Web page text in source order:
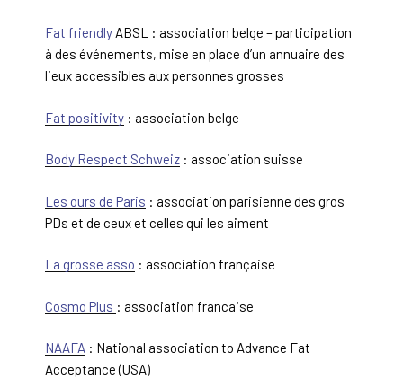
Fat friendly ABSL : association belge – participation
à des événements, mise en place d’un annuaire des
lieux accessibles aux personnes grosses
Fat positivity : association belge
Body Respect Schweiz : association suisse
Les ours de Paris : association parisienne des gros
PDs et de ceux et celles qui les aiment
La grosse asso : association française
Cosmo Plus : association francaise
NAAFA : National association to Advance Fat
Acceptance (USA)